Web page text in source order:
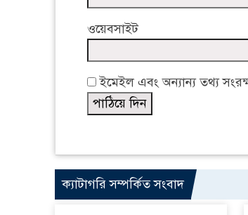
ওয়েবসাইট
ইমেইল এবং অন্যান্য তথ্য
ক্যাটাগরি সম্পর্কিত সংবাদ